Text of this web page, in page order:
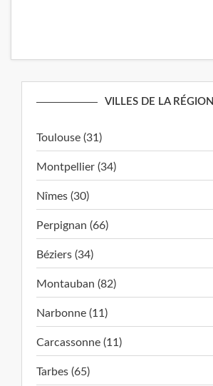
VILLES DE LA RÉGION
Toulouse (31)
Montpellier (34)
Nîmes (30)
Perpignan (66)
Béziers (34)
Montauban (82)
Narbonne (11)
Carcassonne (11)
Tarbes (65)